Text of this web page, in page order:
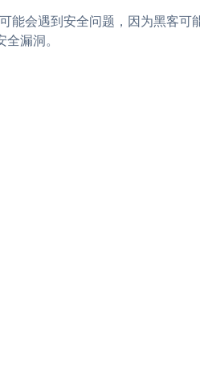
能会遇到安全问题，因为黑客可
漏洞。